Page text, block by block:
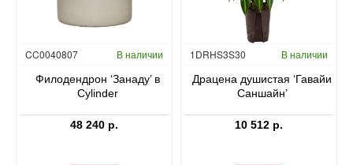
CC0040807 В наличии
Филодендрон ‘Занаду’ в
Cylinder
48 240 р.
Гидропоника
1DRHS3S30 В наличии
Драцена душистая ‘Гавайи
Саншайн’
10 512 р.